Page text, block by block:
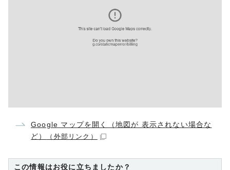
Google マップを開く（地図が 表示されない場合な
ど）
（外部リンク）
この情報はお役に立ちましたか？